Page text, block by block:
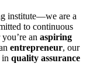
institute—we are a
to continuous
an aspiring
entrepreneur, our
in quality assurance